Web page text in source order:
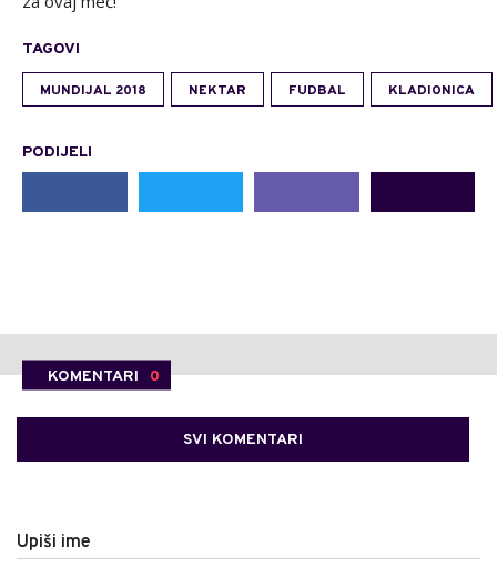
TAGOVI
MUNDIJAL 2018 NEKTAR FUDBAL KLADIONICA
PODIJELI
KOMENTARI 0
SVI KOMENTARI
Upiši ime